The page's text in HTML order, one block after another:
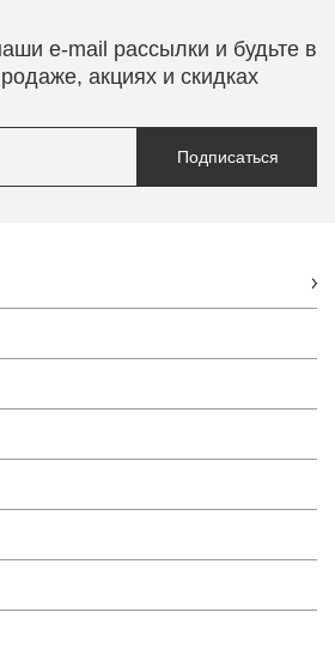
e-mail рассылки и будьте в
акциях и скидках
Подписаться